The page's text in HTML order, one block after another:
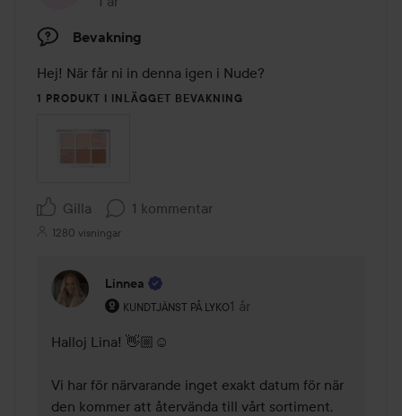
Bevakning
Hej! När får ni in denna igen i Nude?
1 PRODUKT I INLÄGGET BEVAKNING
Gilla 1 kommentar
1280 visningar
Linnea
KUNDTJÄNST PÅ LYKO
Användarens roll: Kundtjänst på Lyko.
1 år
Kommentaren lades 1 år
Halloj Lina! 👋🏼☺️
Vi har för närvarande inget exakt datum för när
den kommer att återvända till vårt sortiment,